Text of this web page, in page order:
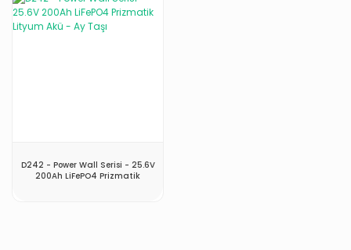
D242 - Power Wall Serisi - 25.6V
200Ah LiFePO4 Prizmatik